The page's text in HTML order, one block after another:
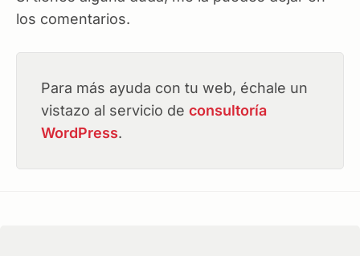
los comentarios.
Para más ayuda con tu web, échale un
vistazo al servicio de consultoría
WordPress.